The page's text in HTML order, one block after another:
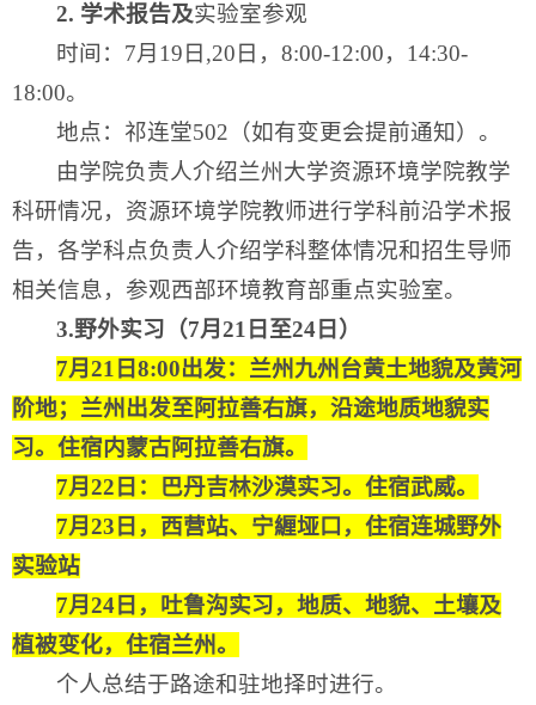
2. 学术报告及实验室参观
时间：7月19日,20日，8:00-12:00，14:30-
18:00。
地点：祁连堂502（如有变更会提前通知）。
由学院负责人介绍兰州大学资源环境学院教学
科研情况，资源环境学院教师进行学科前沿学术报
告，各学科点负责人介绍学科整体情况和招生导师
相关信息，参观西部环境教育部重点实验室。
3.野外实习（7月21日至24日）
7月21日8:00出发：兰州九州台黄土地貌及黄河
阶地；兰州出发至阿拉善右旗，沿途地质地貌实
习。住宿内蒙古阿拉善右旗。
7月22日：巴丹吉林沙漠实习。住宿武威。
7月23日，西营站、宁緾垭口，住宿连城野外
实验站
7月24日，吐鲁沟实习，地质、地貌、土壤及
植被变化，住宿兰州。
个人总结于路途和驻地择时进行。